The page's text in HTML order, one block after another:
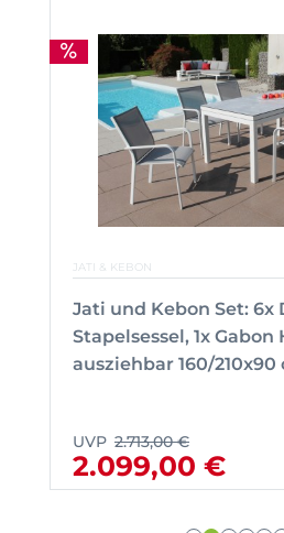
JATI & KEBON
Jati und Kebon Set: 6x
Stapelsessel, 1x Gabon
ausziehbar 160/
UVP 2.713,00 €
2.099,00 €